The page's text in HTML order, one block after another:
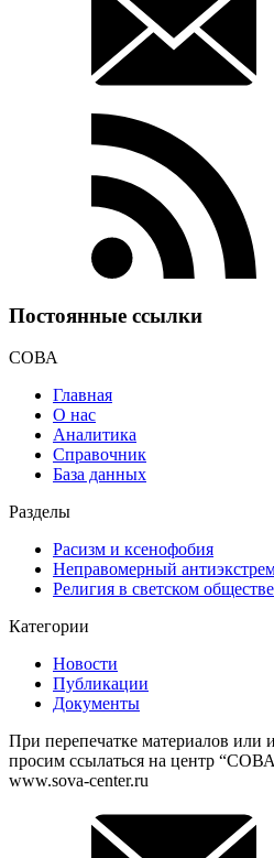
Постоянные ссылки
СОВА
Главная
О нас
Аналитика
Справочник
База данных
Разделы
Расизм и ксенофобия
Неправомерный
Религия в светском обществе
Категории
Новости
Публикации
Документы
При перепечатке материалов или
просим ссылаться на центр
www.sova-center.ru